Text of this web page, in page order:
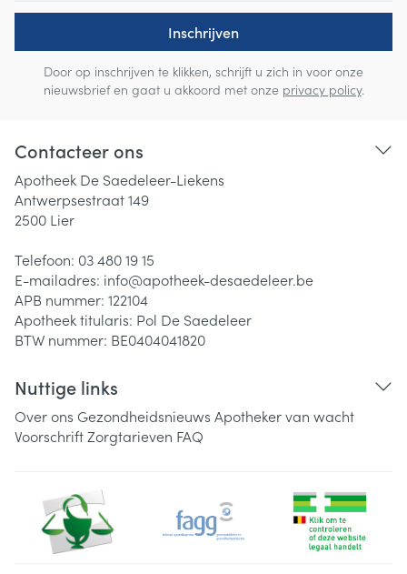
Inschrijven
Door op inschrijven te klikken, schrijft u zich in voor onze
nieuwsbrief en gaat u akkoord met onze privacy policy.
Contacteer ons
Apotheek De Saedeleer-Liekens
Antwerpsestraat 149
2500 Lier
Telefoon: 03 480 19 15
E-mailadres: info@apotheek-desaedeleer.be
APB nummer: 122104
Apotheek titularis: Pol De Saedeleer
BTW nummer: BE0404041820
Nuttige links
Over ons Gezondheidsnieuws Apotheker van wacht
VoorschriftZorgtarieven FAQ